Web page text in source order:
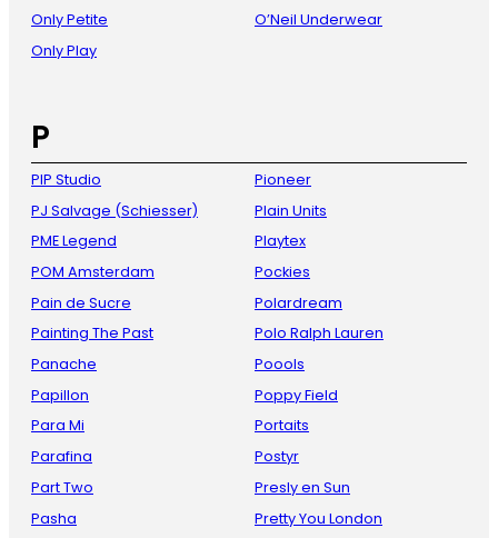
Only Petite
Only Play
O’Neil Underwear
P
PIP Studio
PJ Salvage (Schiesser)
PME Legend
POM Amsterdam
Pain de Sucre
Painting The Past
Panache
Papillon
Para Mi
Parafina
Part Two
Pasha
Pioneer
Plain Units
Playtex
Pockies
Polardream
Polo Ralph Lauren
Poools
Poppy Field
Portaits
Postyr
Presly en Sun
Pretty You London